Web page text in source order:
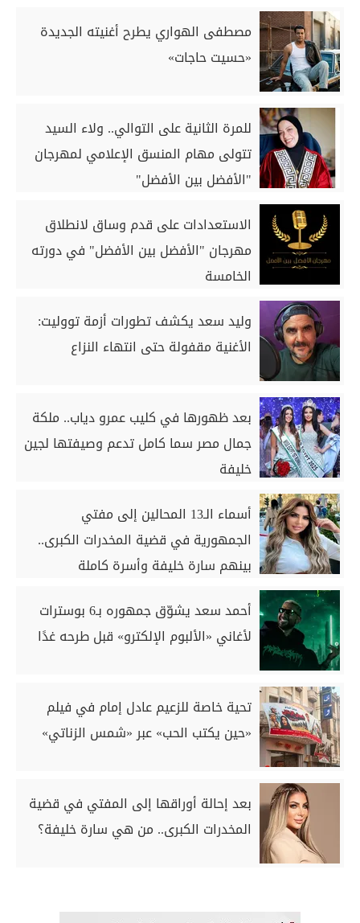
مصطفى الهواري يطرح أغنيته الجديدة
«حسيت حاجات»
للمرة الثانية على التوالي.. ولاء السيد
تتولى مهام المنسق الإعلامي لمهرجان
"الأفضل بين الأفضل"
الاستعدادات على قدم وساق لانطلاق
مهرجان "الأفضل بين الأفضل" في دورته
الخامسة
وليد سعد يكشف تطورات أزمة تووليت:
الأغنية مقفولة حتى انتهاء النزاع
بعد ظهورها في كليب عمرو دياب.. ملكة
جمال مصر سما كامل تدعم وصيفتها لجين
خليفة
أسماء الـ13 المحالين إلى مفتي
الجمهورية في قضية المخدرات الكبرى..
بينهم سارة خليفة وأسرة كاملة
أحمد سعد يشوّق جمهوره بـ6 بوسترات
لأغاني «الألبوم الإلكترو» قبل طرحه غدًا
تحية خاصة للزعيم عادل إمام في فيلم
«حين يكتب الحب» عبر «شمس الزناتي»
بعد إحالة أوراقها إلى المفتي في قضية
المخدرات الكبرى.. من هي سارة خليفة؟